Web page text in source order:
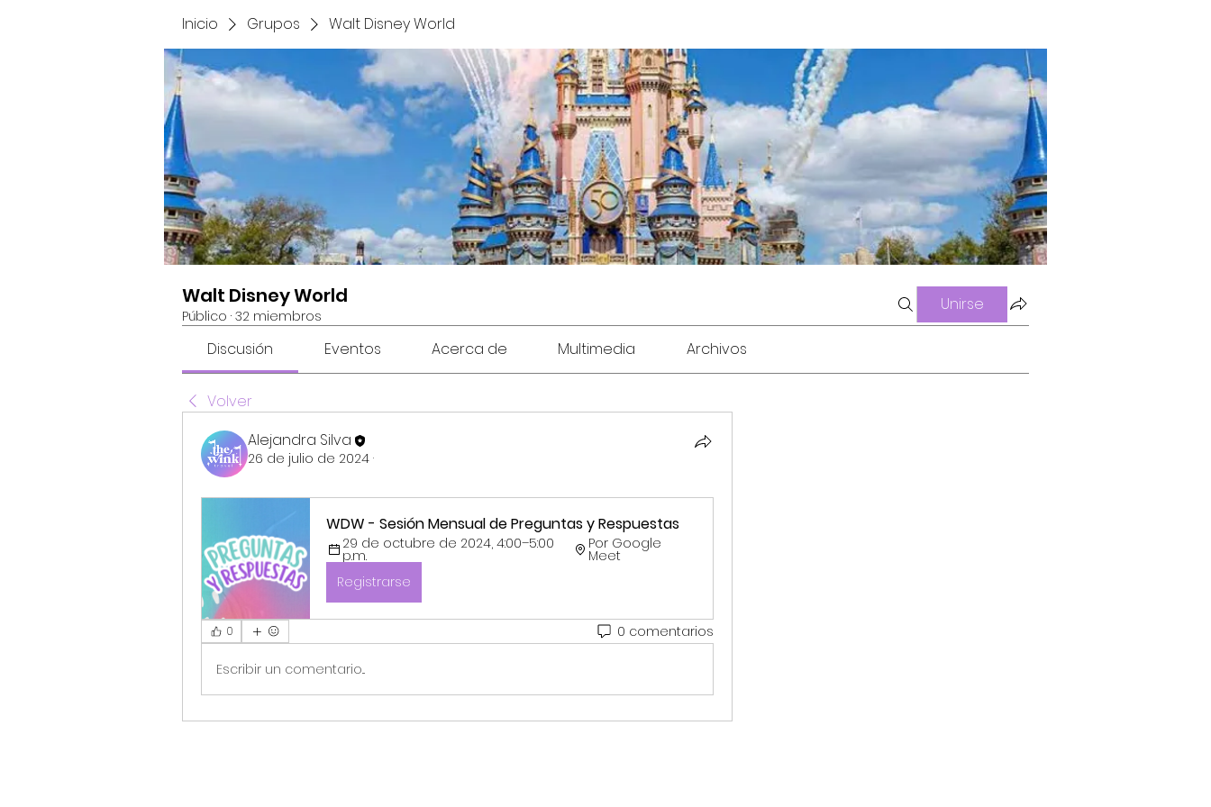
Inicio Grupos Walt Disney World
Walt Disney World
Público · 32 miembros
Unirse
Discusión Eventos Acerca de Multimedia Archivos
Volver
Alejandra Silva
26 de julio de 2024 ·
WDW - Sesión Mensual de Preguntas y Respuestas
29 de octubre de 2024, 4:00–5:00
p.m.
Por Google
Meet
Registrarse
0 0 comentarios
Escribir un comentario...